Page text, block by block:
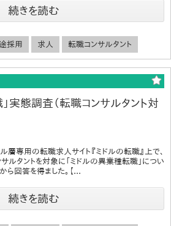
続きを読む
採用 求人 転職コンサルタント
実態調査（転職コンサルタント対
層専用の転職求人サイト『ミドルの転職』上で、
ルタントを対象に「ミドルの異業種転職」につい
ら回答を得ました。【...
続きを読む